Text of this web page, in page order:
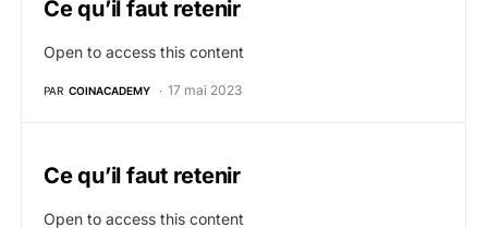
Ce qu’il faut retenir
Open to access this content
PAR COINACADEMY 17 mai 2023
Ce qu’il faut retenir
Open to access this content